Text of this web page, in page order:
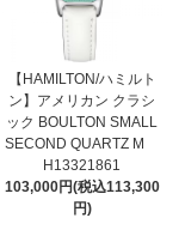
【HAMILTON/ハミルト
ン】アメリカン クラシ
ック BOULTON SMALL
SECOND QUARTZ M
H13321861
103,000円(税込113,300
円)